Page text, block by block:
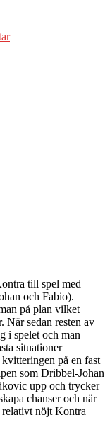
till spel med
och Fabio).
på plan vilket
När sedan resten av
i spelet och man
situationer
på en fast
som Dribbel-Johan
upp och trycker
chanser och när
relativt nöjt Kontra